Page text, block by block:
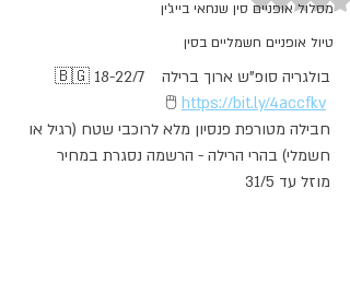
מסלול אופניים סין שנחאי בייג'ין
טיול אופניים חשמליים בסין
🇧🇬 18-22/7    בולגריה סופ"ש ארוך ברילה
🖱️ https://bit.ly/4accfkv
חבילה מטורפת פנסיון מלא לרוכבי שטח (רגיל או
חשמלי) בהרי הרילה - הרשמה נסגרת במחיר
מוזל עד 31/5